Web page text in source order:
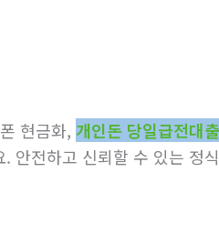
현금화, 개인돈 당일급전대출
안전하고 신뢰할 수 있는 정